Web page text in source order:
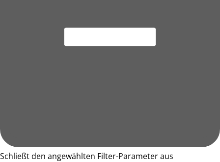
Schließt den angewählten Filter-Parameter aus